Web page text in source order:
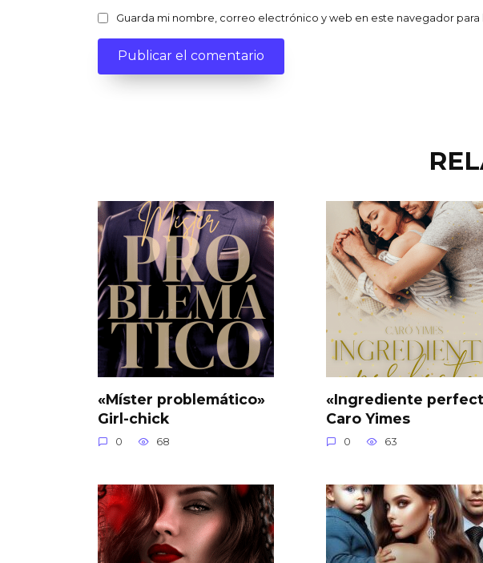
Guarda mi nombre, correo electrónico y web en este navegador para
«Míster problemático»
Girl-chick
0 68
«Ingrediente
Caro Yimes
0 63